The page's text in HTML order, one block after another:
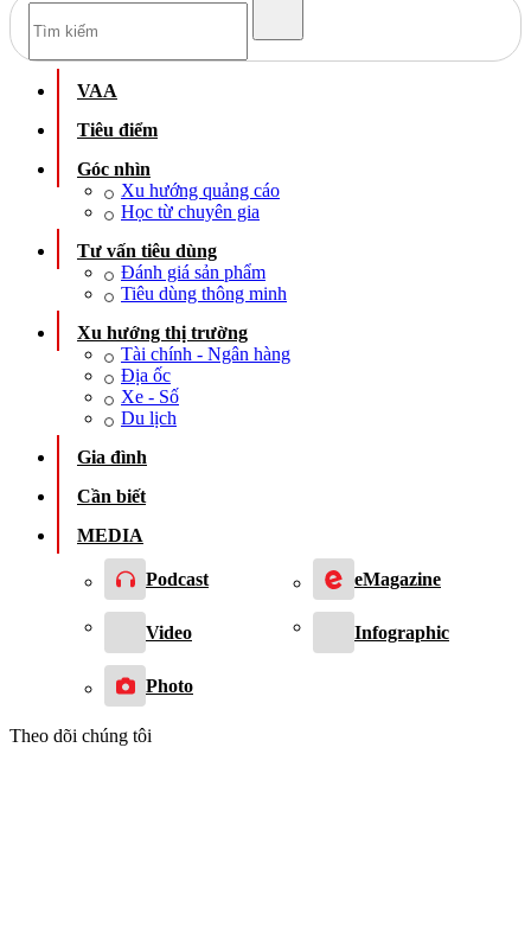
VAA
Tiêu điểm
Góc nhìn
Xu hướng quảng cáo
Học từ chuyên gia
Tư vấn tiêu dùng
Đánh giá sản phẩm
Tiêu dùng thông minh
Xu hướng thị trường
Tài chính - Ngân hàng
Địa ốc
Xe - Số
Du lịch
Gia đình
Cần biết
MEDIA
Podcast eMagazine
Video Infographic
Photo
Theo dõi chúng tôi